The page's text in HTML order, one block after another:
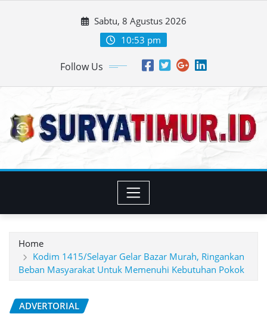
Sabtu, 8 Agustus 2026
10:53 pm
Follow Us
Home
Kodim 1415/Selayar Gelar Bazar Murah, Ringankan
Beban Masyarakat Untuk Memenuhi Kebutuhan Pokok
ADVERTORIAL